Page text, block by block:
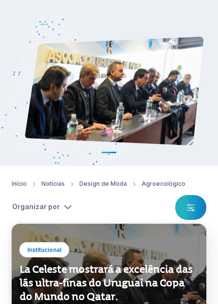
Início Notícias Design de Moda Agroecológico
Organizar por
Institucional
La Celeste mostrará a excelência das
lãs ultra-finas do Uruguai na Copa
do Mundo no Qatar.